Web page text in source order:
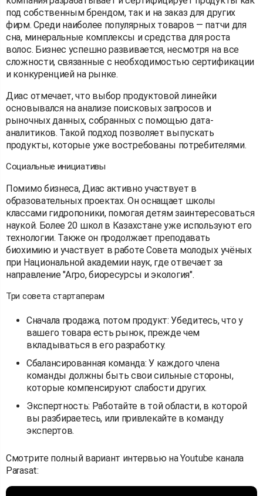
под собственным брендом, так и на заказ для других
фирм. Среди наиболее популярных товаров — патчи для
сна, минеральные комплексы и средства для роста
волос. Бизнес успешно развивается, несмотря на все
сложности, связанные с необходимостью сертификации
и конкуренцией на рынке.
Диас отмечает, что выбор продуктовой линейки
основывался на анализе поисковых запросов и
рыночных данных, собранных с помощью дата-
аналитиков. Такой подход позволяет выпускать
продукты, которые уже востребованы потребителями.
Социальные инициативы
Помимо бизнеса, Диас активно участвует в
образовательных проектах. Он оснащает школы
классами гидропоники, помогая детям заинтересоваться
наукой. Более 20 школ в Казахстане уже используют его
технологии. Также он продолжает преподавать
биохимию и участвует в работе Совета молодых учёных
при Национальной академии наук, где отвечает за
направление "Агро, биоресурсы и экология".
Три совета стартаперам
Сначала продажа, потом продукт: Убедитесь, что у
вашего товара есть рынок, прежде чем
вкладываться в его разработку.
Сбалансированная команда: У каждого члена
команды должны быть свои сильные стороны,
которые компенсируют слабости других.
Экспертность: Работайте в той области, в которой
вы разбираетесь, или привлекайте в команду
экспертов.
Смотрите полный вариант интервью на Youtube канала
Parasat: